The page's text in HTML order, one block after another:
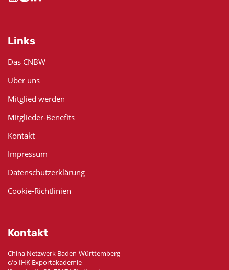
Links
Das CNBW
Über uns
Mitglied werden
Mitglieder-Benefits
Kontakt
Impressum
Datenschutzerklärung
Cookie-Richtlinien
Kontakt
China Netzwerk Baden-Württemberg
c/o IHK Exportakademie